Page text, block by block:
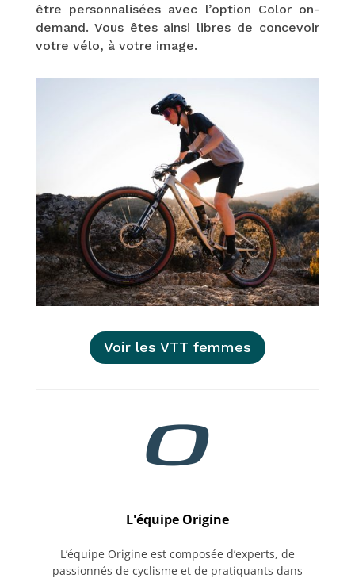
être personnalisées avec l’option Color on-
demand. Vous êtes ainsi libres de concevoir
votre vélo, à votre image.
Voir les VTT femmes
L'équipe Origine
L’équipe Origine est composée d’experts, de
passionnés de cyclisme et de pratiquants dans